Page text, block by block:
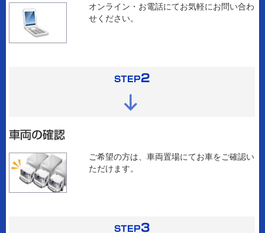
オンライン・お電話にてお気軽にお問い合わ
せください。
ご希望の方は、車両置場にてお車をご確認い
ただけます。